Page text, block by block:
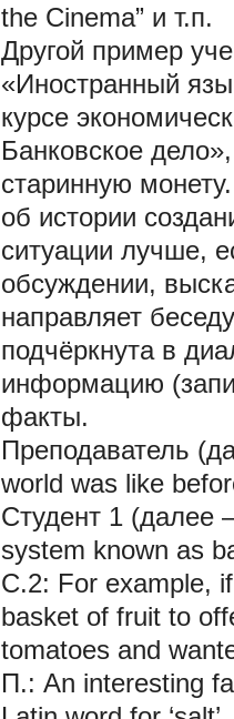
the Cinema” и т.п.
Другой пример
«Иностранный
курсе
Банковское
старинную
об истории
ситуации лучше,
обсуждении,
направляет
подчёркнута в
информацию
факты.
Преподаватель
world was like
Студент 1 (далее
system known as
С.2: For example,
basket of fruit to
tomatoes and
П.: An interesting